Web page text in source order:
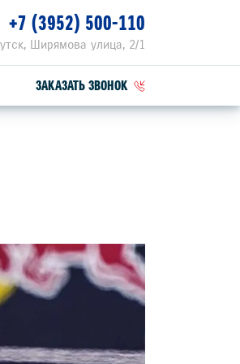
Ширямова улица, 2/1
+7 (3952) 500-110
ЗАКАЗАТЬ ЗВОНОК